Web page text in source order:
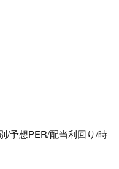
/予想PER/配当利回り/時